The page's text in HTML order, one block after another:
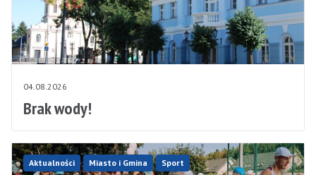
04.08.2026
Brak wody!
Aktualności Miasto i Gmina Sport